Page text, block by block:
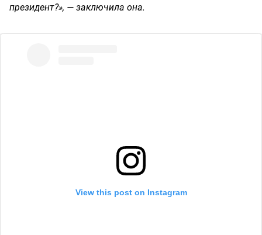
президент?», — заключила она.
View this post on Instagram